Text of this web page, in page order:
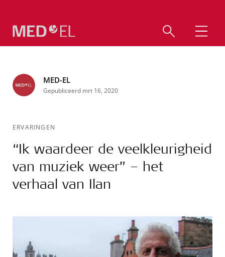
MED-EL
Gepubliceerd mrt 16, 2020
ERVARINGEN
“Ik waardeer de veelkleurigheid
van muziek weer” – het
verhaal van Ilan